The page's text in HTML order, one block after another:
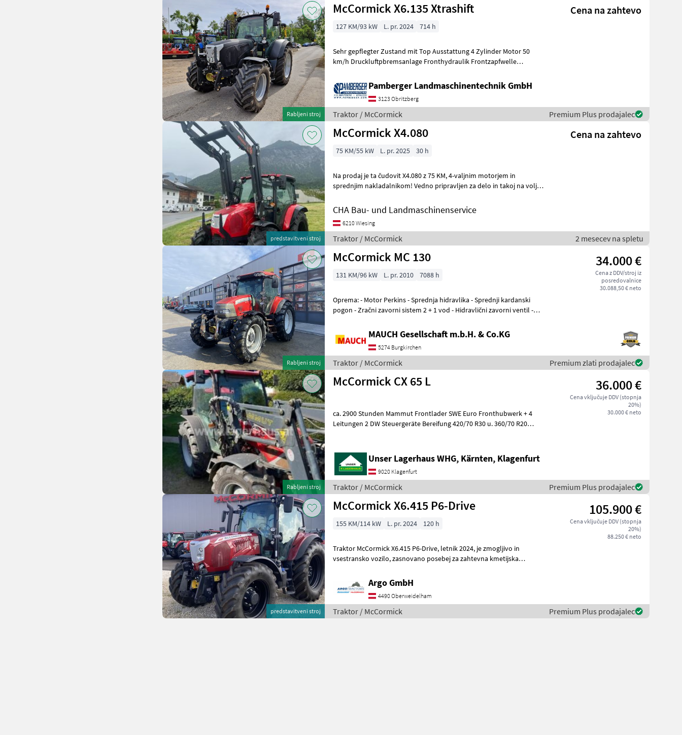
Rabljeni stroj
McCormick X6.135 Xtrashift Cena na zahtevo
127 KM/93 kW L. pr. 2024 714 h
Sehr gepflegter Zustand mit Top Ausstattung 4 Zylinder Motor 50
km/h Druckluftpbremsanlage Fronthydraulik Frontzapfwelle
Pamberger Landmaschinentechnik GmbH
3123 Obritzberg
Traktor / McCormick Premium Plus prodajalec
predstavitveni stroj
McCormick X4.080 Cena na zahtevo
75 KM/55 kW L. pr. 2025 30 h
Na prodaj je ta čudovit X4.080 z 75 KM, 4-valjnim motorjem in
sprednjim nakladalnikom! Vedno pripravljen za delo in takoj na voljo!
CHA Bau- und Landmaschinenservice
6210 Wiesing
Traktor / McCormick 2 mesecev na spletu
Rabljeni stroj
McCormick MC 130 34.000 €
Cena z DDV/stroj iz
posredovalnice
30.088,50 € neto
131 KM/96 kW L. pr. 2010 7088 h
Oprema: - Motor Perkins - Sprednja hidravlika - Sprednji kardanski
pogon - Zračni zavorni sistem 2 + 1 vod - Hidravlični zavorni ventil -
MAUCH Gesellschaft m.b.H. & Co.KG
5274 Burgkirchen
Traktor / McCormick Premium zlati prodajalec
Rabljeni stroj
McCormick CX 65 L 36.000 €
Cena vključuje DDV (stopnja
20%)
30.000 € neto
ca. 2900 Stunden Mammut Frontlader SWE Euro Fronthubwerk + 4
Leitungen 2 DW Steuergeräte Bereifung 420/70 R30 u. 360/70 R20
Unser Lagerhaus WHG, Kärnten, Klagenfurt
9020 Klagenfurt
Traktor / McCormick Premium Plus prodajalec
predstavitveni stroj
McCormick X6.415 P6-Drive 105.900 €
Cena vključuje DDV (stopnja
20%)
88.250 € neto
155 KM/114 kW L. pr. 2024 120 h
Traktor McCormick X6.415 P6-Drive, letnik 2024, je zmogljivo in
vsestransko vozilo, zasnovano posebej za zahtevna kmetijska
Argo GmbH
4490 Oberweidelham
Traktor / McCormick Premium Plus prodajalec